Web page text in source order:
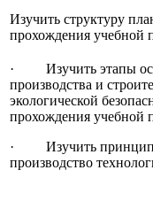
Изучить структуру
прохождения учебной
· Изучить этапы
производства и
экологической
прохождения учебной
· Изучить принципы
производство